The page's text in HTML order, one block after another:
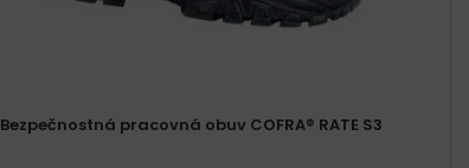
Bezpečnostná pracovná obuv COFRA® RATE S3